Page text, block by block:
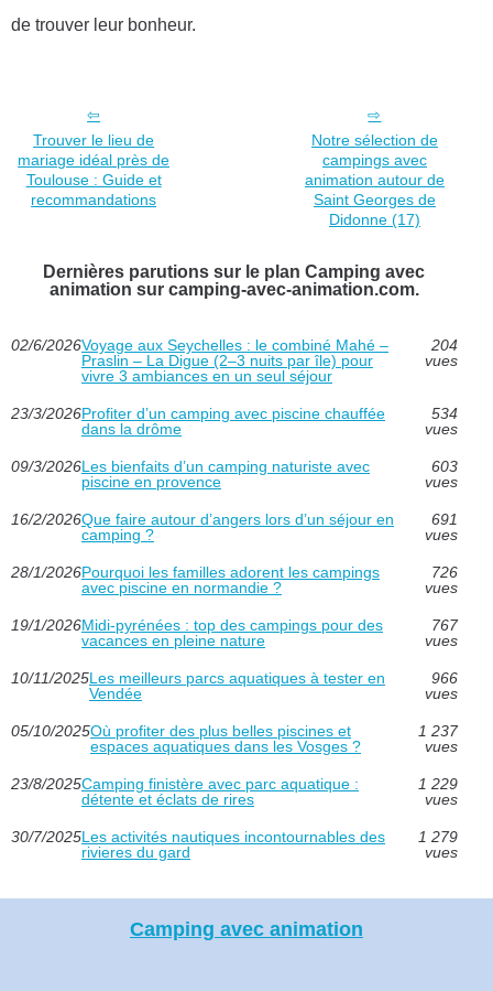
de trouver leur bonheur.
Trouver le lieu de
mariage idéal près de
Toulouse : Guide et
recommandations
Notre sélection de
campings avec
animation autour de
Saint Georges de
Didonne (17)
Dernières parutions sur le plan Camping avec
animation sur camping-avec-animation.com.
02/6/2026Voyage aux Seychelles : le combiné Mahé –
Praslin – La Digue (2–3 nuits par île) pour
vivre 3 ambiances en un seul séjour
204
vues
23/3/2026Profiter d’un camping avec piscine chauffée
dans la drôme
534
vues
09/3/2026Les bienfaits d’un camping naturiste avec
piscine en provence
603
vues
16/2/2026Que faire autour d’angers lors d’un séjour en
camping ?
691
vues
28/1/2026Pourquoi les familles adorent les campings
avec piscine en normandie ?
726
vues
19/1/2026Midi-pyrénées : top des campings pour des
vacances en pleine nature
767
vues
10/11/2025Les meilleurs parcs aquatiques à tester en
Vendée
966
vues
05/10/2025Où profiter des plus belles piscines et
espaces aquatiques dans les Vosges ?
1 237
vues
23/8/2025Camping finistère avec parc aquatique :
détente et éclats de rires
1 229
vues
30/7/2025Les activités nautiques incontournables des
rivieres du gard
1 279
vues
Camping avec animation